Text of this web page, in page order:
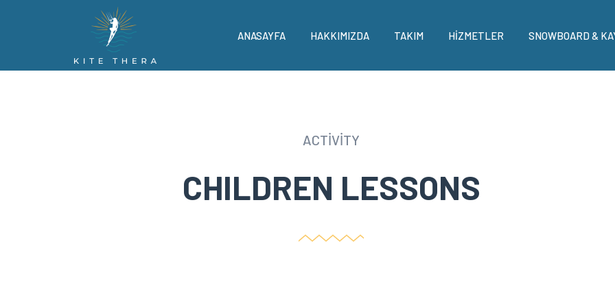
ANASAYFA HAKKIMIZDA TAKIM HİZMETLER SNOWBOARD &
ACTIVITY
CHILDREN LESSONS